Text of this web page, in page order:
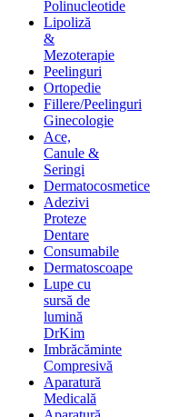
Polinucleotide
Lipoliză
&
Mezoterapie
Peelinguri
Ortopedie
Fillere/Peelinguri
Ginecologie
Ace,
Canule &
Seringi
Dermatocosmetice
Adezivi
Proteze
Dentare
Consumabile
Dermatoscoape
Lupe cu
sursă de
lumină
DrKim
Imbrăcăminte
Compresivă
Aparatură
Medicală